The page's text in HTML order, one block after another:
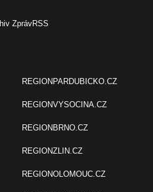
ZprávRSS
REGIONPARDUBICKO.CZ
REGIONVYSOCINA.CZ
REGIONBRNO.CZ
REGIONZLIN.CZ
REGIONOLOMOUC.CZ